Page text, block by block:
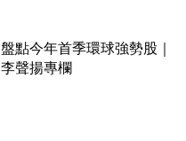
盤點今年首季環球強勢股｜
李聲揚專欄